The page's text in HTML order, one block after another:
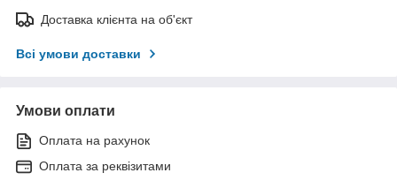
Доставка клієнта на об'єкт
Всі умови доставки
Умови оплати
Оплата на рахунок
Оплата за реквізитами